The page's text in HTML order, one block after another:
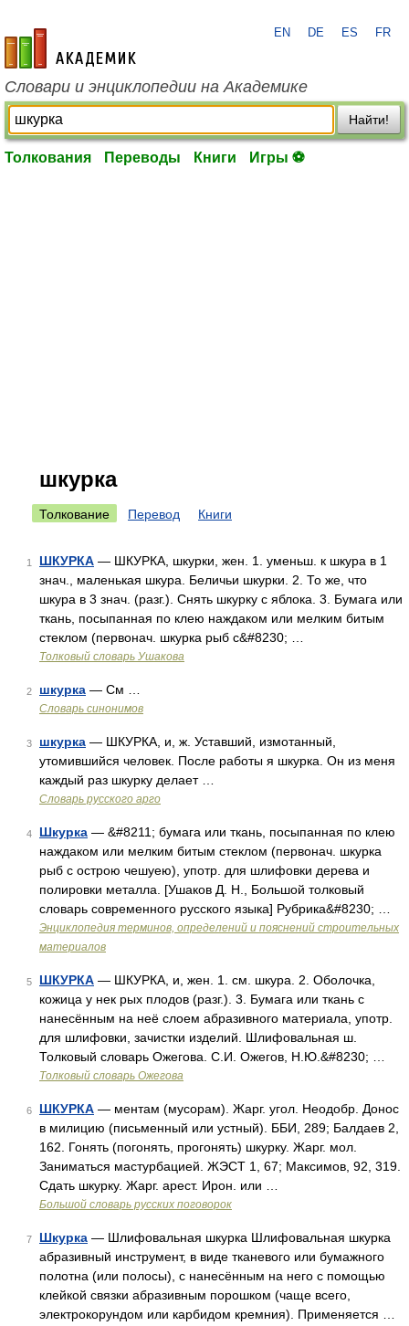
academic.ru
EN DE ES FR
Словари и энциклопедии на Академике
Найти!
Толкования Переводы Книги Игры ⚽
шкурка
Толкование Перевод Книги
1 ШКУРКА — ШКУРКА, шкурки, жен. 1. уменьш. к шкура в 1
знач., маленькая шкура. Беличьи шкурки. 2. То же, что
шкура в 3 знач. (разг.). Снять шкурку с яблока. 3. Бумага или
ткань, посыпанная по клею наждаком или мелким битым
стеклом (первонач. шкурка рыб с&#8230; …
Толковый словарь Ушакова
2 шкурка — См …
Словарь синонимов
3 шкурка — ШКУРКА, и, ж. Уставший, измотанный,
утомившийся человек. После работы я шкурка. Он из меня
каждый раз шкурку делает …
Словарь русского арго
4 Шкурка — &#8211; бумага или ткань, посыпанная по клею
наждаком или мелким битым стеклом (первонач. шкурка
рыб с острою чешуею), употр. для шлифовки дерева и
полировки металла. [Ушаков Д. Н., Большой толковый
словарь современного русского языка] Рубрика&#8230; …
Энциклопедия терминов, определений и пояснений строительных
материалов
5 ШКУРКА — ШКУРКА, и, жен. 1. см. шкура. 2. Оболочка,
кожица у нек рых плодов (разг.). 3. Бумага или ткань с
нанесённым на неё слоем абразивного материала, употр.
для шлифовки, зачистки изделий. Шлифовальная ш.
Толковый словарь Ожегова. С.И. Ожегов, Н.Ю.&#8230; …
Толковый словарь Ожегова
6 ШКУРКА — ментам (мусорам). Жарг. угол. Неодобр. Донос
в милицию (письменный или устный). ББИ, 289; Балдаев 2,
162. Гонять (погонять, прогонять) шкурку. Жарг. мол.
Заниматься мастурбацией. ЖЭСТ 1, 67; Максимов, 92, 319.
Сдать шкурку. Жарг. арест. Ирон. или …
Большой словарь русских поговорок
7 Шкурка — Шлифовальная шкурка Шлифовальная шкурка
абразивный инструмент, в виде тканевого или бумажного
полотна (или полосы), с нанесённым на него с помощью
клейкой связки абразивным порошком (чаще всего,
электрокорундом или карбидом кремния). Применяется …